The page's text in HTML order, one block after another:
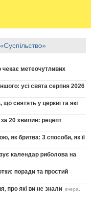
чекає метеочутливих
усі свята серпня 2026
святять у церкві та які
20 хвилин: рецепт
як бритва: 3 способи, як її
календар риболова на
поради та простий
про які ви не знали вчера,